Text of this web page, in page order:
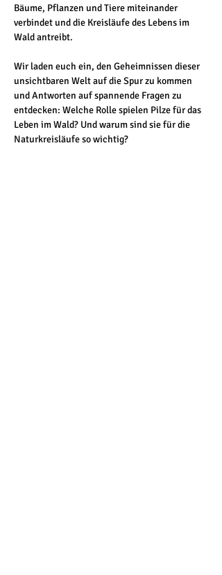
Bäume, Pflanzen und Tiere miteinander
verbindet und die Kreisläufe des Lebens im
Wald antreibt.
Wir laden euch ein, den Geheimnissen dieser
unsichtbaren Welt auf die Spur zu kommen
und Antworten auf spannende Fragen zu
entdecken: Welche Rolle spielen Pilze für das
Leben im Wald? Und warum sind sie für die
Naturkreisläufe so wichtig?